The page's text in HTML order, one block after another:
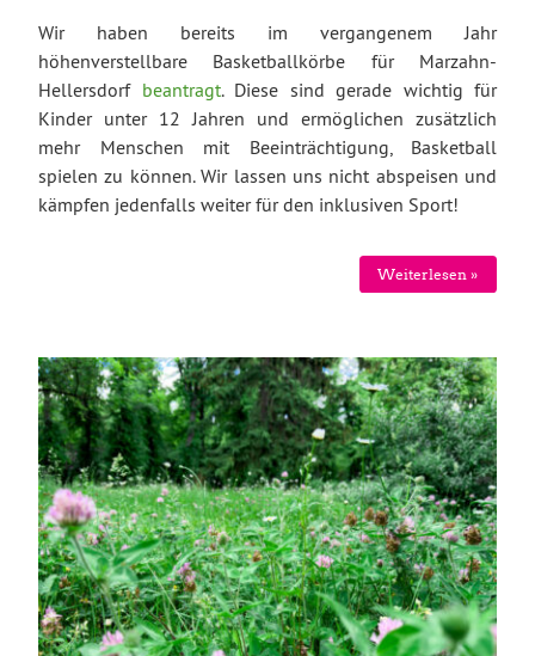
Wir haben bereits im vergangenem Jahr
höhenverstellbare Basketballkörbe für Marzahn-
Hellersdorf beantragt. Diese sind gerade wichtig für
Kinder unter 12 Jahren und ermöglichen zusätzlich
mehr Menschen mit Beeinträchtigung, Basketball
spielen zu können. Wir lassen uns nicht abspeisen und
kämpfen jedenfalls weiter für den inklusiven Sport!
Weiterlesen »